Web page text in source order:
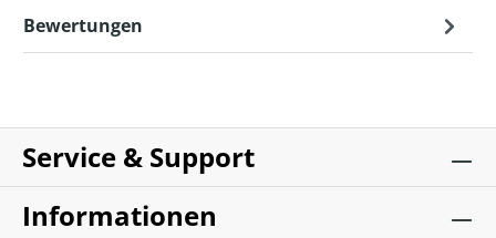
Bewertungen
Service & Support
Informationen